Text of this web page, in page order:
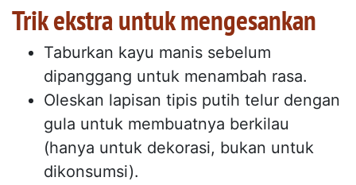
Trik ekstra untuk mengesankan
Taburkan kayu manis sebelum
dipanggang untuk menambah rasa.
Oleskan lapisan tipis putih telur dengan
gula untuk membuatnya berkilau
(hanya untuk dekorasi, bukan untuk
dikonsumsi).